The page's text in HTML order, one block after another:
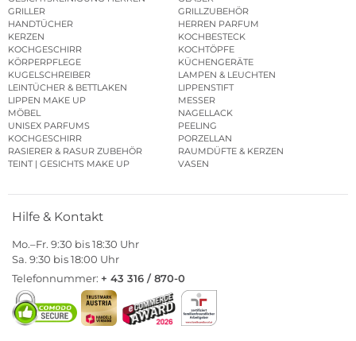
GRILLER
GRILLZUBEHÖR
HANDTÜCHER
HERREN PARFUM
KERZEN
KOCHBESTECK
KOCHGESCHIRR
KOCHTÖPFE
KÖRPERPFLEGE
KÜCHENGERÄTE
KUGELSCHREIBER
LAMPEN & LEUCHTEN
LEINTÜCHER & BETTLAKEN
LIPPENSTIFT
LIPPEN MAKE UP
MESSER
MÖBEL
NAGELLACK
UNISEX PARFUMS
PEELING
KOCHGESCHIRR
PORZELLAN
RASIERER & RASUR ZUBEHÖR
RAUMDÜFTE & KERZEN
TEINT | GESICHTS MAKE UP
VASEN
Hilfe & Kontakt
Mo.–Fr. 9:30 bis 18:30 Uhr
Sa. 9:30 bis 18:00 Uhr
Telefonnummer: + 43 316 / 870-0